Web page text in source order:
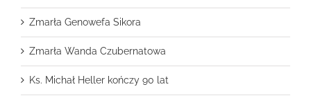
Zmarła Genowefa Sikora
Zmarła Wanda Czubernatowa
Ks. Michał Heller kończy 90 lat